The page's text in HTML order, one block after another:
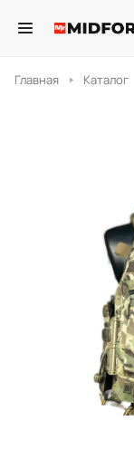
Главная Каталог